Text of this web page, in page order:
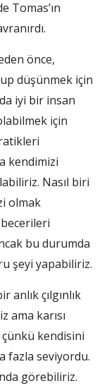
Tomas’ın
önce,
düşünmek için
iyi bir insan
için
kendimizi
Nasıl biri
olmak
bu durumda
şeyi yapabiliriz.
anlık çılgınlık
ama karısı
çünkü kendisini
fazla seviyordu.
görebiliriz.